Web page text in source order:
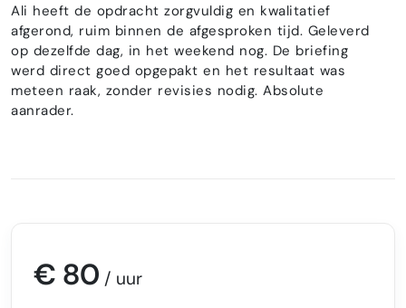
Ali heeft de opdracht zorgvuldig en kwalitatief
afgerond, ruim binnen de afgesproken tijd. Geleverd
op dezelfde dag, in het weekend nog. De briefing
werd direct goed opgepakt en het resultaat was
meteen raak, zonder revisies nodig. Absolute
aanrader.
€ 80 / uur